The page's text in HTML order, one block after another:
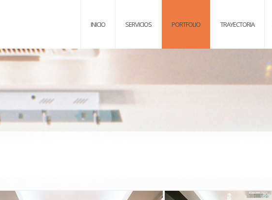
INICIO SERVICIOS PORTFOLIO TRAYECTORIA